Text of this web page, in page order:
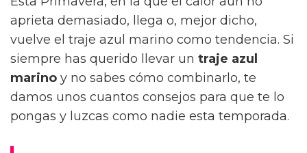
aprieta demasiado, llega o, mejor dicho,
vuelve el traje azul marino como tendencia. Si
siempre has querido llevar un traje azul
marino y no sabes cómo combinarlo, te
damos unos cuantos consejos para que te lo
pongas y luzcas como nadie esta temporada.